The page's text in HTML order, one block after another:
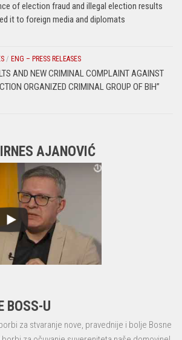
of election fraud and illegal election results
it to foreign media and diplomats
/ ENG – PRESS RELEASES
AND NEW CRIMINAL COMPLAINT AGAINST
ORGANIZED CRIMINAL GROUP OF BIH”
AJANOVIĆ
BOSS-U
za stvaranje nove, pravednije i bolje Bosne